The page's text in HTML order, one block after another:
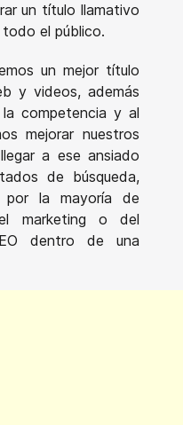
un título llamativo
el público.
un mejor título
y videos, además
competencia y al
mejorar nuestros
a ese ansiado
de búsqueda,
la mayoría de
marketing o del
dentro de una